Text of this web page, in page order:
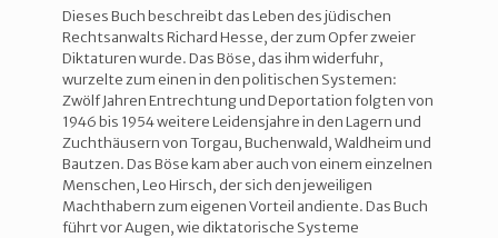
Dieses Buch beschreibt das Leben des jüdischen
Rechtsanwalts Richard Hesse, der zum Opfer zweier
Diktaturen wurde. Das Böse, das ihm widerfuhr,
wurzelte zum einen in den politischen Systemen:
Zwölf Jahren Entrechtung und Deportation folgten von
1946 bis 1954 weitere Leidensjahre in den Lagern und
Zuchthäusern von Torgau, Buchenwald, Waldheim und
Bautzen. Das Böse kam aber auch von einem einzelnen
Menschen, Leo Hirsch, der sich den jeweiligen
Machthabern zum eigenen Vorteil andiente. Das Buch
führt vor Augen, wie diktatorische Systeme